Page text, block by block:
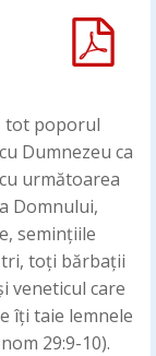
tot poporul
Dumnezeu ca
următoarea
Domnului,
semințiile
toți bărbații
veneticul care
îți taie lemnele
29:9-10).